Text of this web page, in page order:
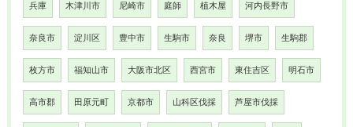
兵庫 木津川市 尼崎市 庭師 植木屋 河内長野市
奈良市 淀川区 豊中市 生駒市 奈良 堺市 生駒郡
枚方市 福知山市 大阪市北区 西宮市 東住吉区 明石市
高市郡 田原元町 京都市 山科区伐採 芦屋市伐採